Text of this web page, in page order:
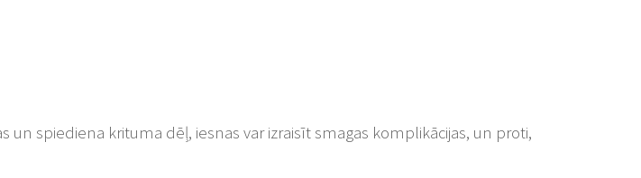
un spiediena krituma dēļ, iesnas var izraisīt smagas komplikācijas, un proti,